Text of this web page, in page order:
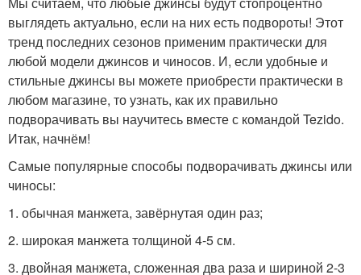
выглядеть актуально, если на них есть подвороты! Этот
тренд последних сезонов применим практически для
любой модели джинсов и чиносов. И, если удобные и
стильные джинсы вы можете приобрести практически в
любом магазине, то узнать, как их правильно
подворачивать вы научитесь вместе с командой Tezido.
Итак, начнём!
Самые популярные способы подворачивать джинсы или
чиносы:
1. обычная манжета, завёрнутая один раз;
2. широкая манжета толщиной 4-5 см.
3. двойная манжета, сложенная два раза и шириной 2-3